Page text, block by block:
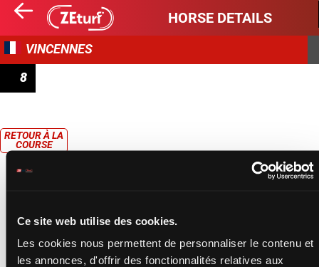
Ce site web utilise des cookies.
Les cookies nous permettent de personnaliser le contenu et
les annonces, d'offrir des fonctionnalités relatives aux
HORSE DETAILS
VINCENNES
8
RETOUR À LA
COURSE